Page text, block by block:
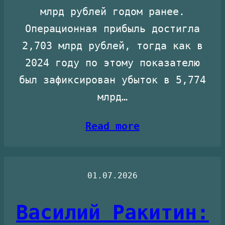
млрд рублей годом ранее.
Операционная прибыль достигла
2,703 млрд рублей, тогда как в
2024 году по этому показателю
был зафиксирован убыток в 5,774
млрд…
Read more
01.07.2026
Василий Ракитин: